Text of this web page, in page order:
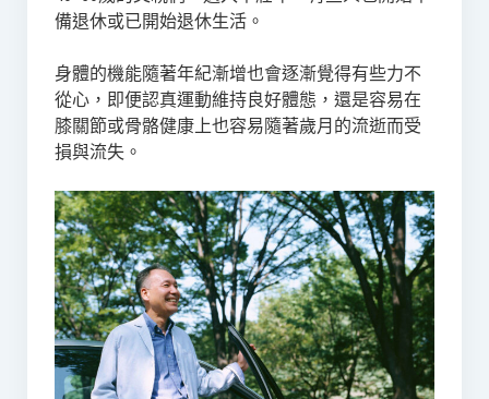
備退休或已開始退休生活。
身體的機能隨著年紀漸增也會逐漸覺得有些力不
從心，即便認真運動維持良好體態，還是容易在
膝關節或骨骼健康上也容易隨著歲月的流逝而受
損與流失。